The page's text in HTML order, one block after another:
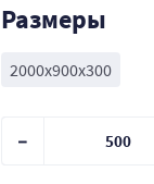
Размеры
2000x900x300